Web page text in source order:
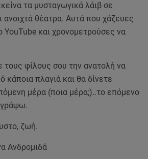
τα μυσταγωγικά λάιβ σε
ανοιχτά θέατρα. Αυτά που χάζευες
YouTube και χρονομετρούσες να
φίλους σου την ανατολή να
κάποια πλαγιά και θα δίνετε
μέρα (ποια μέρα;)..το επόμενο
γράψω.
ζωή.
Ανδρομιδά